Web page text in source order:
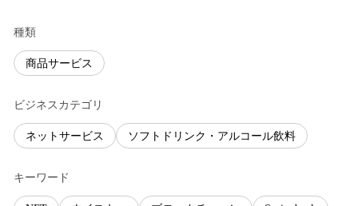
種類
商品サービス
ビジネスカテゴリ
ネットサービス ソフトドリンク・アルコール飲料
キーワード